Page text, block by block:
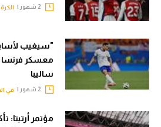
تقرير في الجول
حكايات في الجول
كويز في الجول
"سيغيب
معسكر فرنسا
ساليبا
في
مؤتمر أرتيتا: